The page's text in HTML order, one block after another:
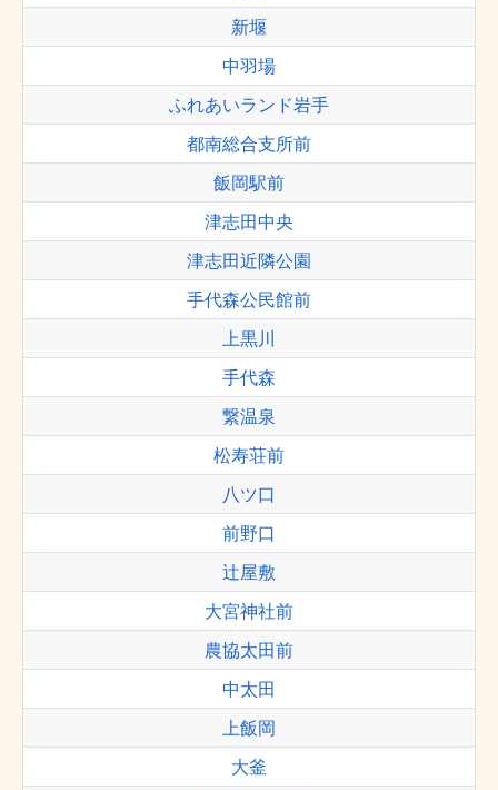
新堰
中羽場
ふれあいランド岩手
都南総合支所前
飯岡駅前
津志田中央
津志田近隣公園
手代森公民館前
上黒川
手代森
繋温泉
松寿荘前
八ツ口
前野口
辻屋敷
大宮神社前
農協太田前
中太田
上飯岡
大釜